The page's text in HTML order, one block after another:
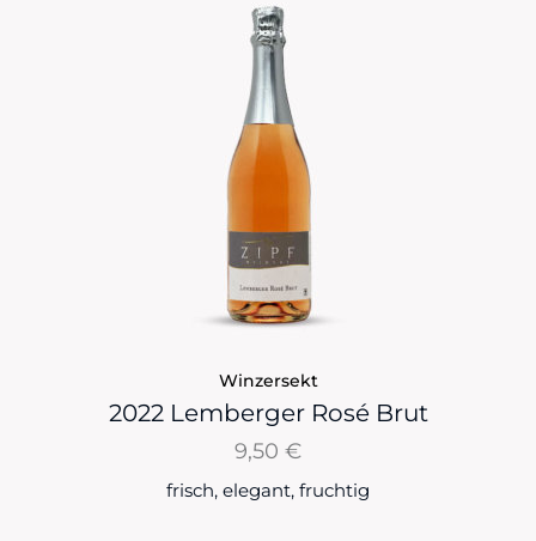
Winzersekt
2022 Lemberger Rosé Brut
9,50 €
frisch, elegant, fruchtig